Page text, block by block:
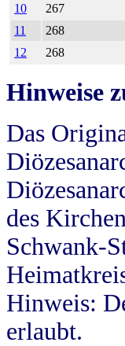
10
267
11
268
12
268
Hinweise
Das
des
Schwank-
Hinweis:
erlaubt.